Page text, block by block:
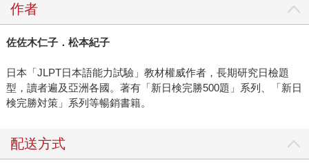
作者
佐佐木仁子．松本紀子
日本「JLPT日本語能力試驗」教材權威作者，長期研究日檢題
型，讀者遍及亞洲各國。著有「新日検完勝500題」系列、「新日
検完勝対策」系列等暢銷書籍。
配送方式